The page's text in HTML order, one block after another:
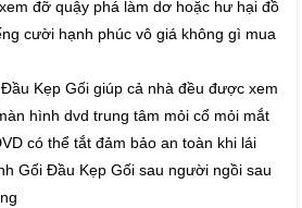
đỡ quậy phá làm dơ hoặc hư hại đồ
cười hạnh phúc vô giá không gì mua
Kẹp Gối giúp cả nhà đều được xem
hình dvd trung tâm mỏi cổ mỏi mắt
có thể tắt đảm bảo an toàn khi lái
Gối Đầu Kẹp Gối sau người ngồi sau